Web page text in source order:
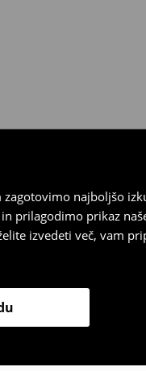
najboljšo
prilagodimo prikaz
izvedeti več, vam